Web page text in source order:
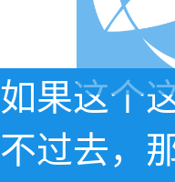
如果这个
不过去，